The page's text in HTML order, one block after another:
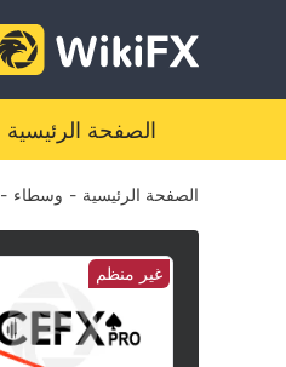
الصفحة الرئيسية
الصفحة الرئيسية - وسطاء -
غير منظم
3
4
5
60